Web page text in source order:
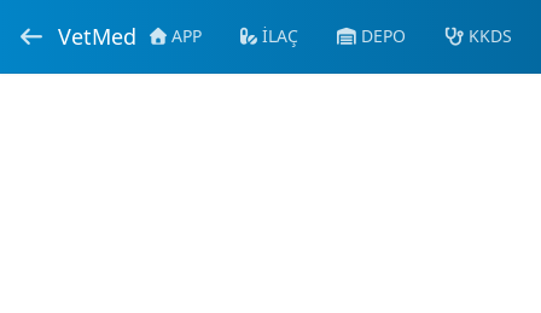
VetMed APP İLAÇ DEPO KKDS